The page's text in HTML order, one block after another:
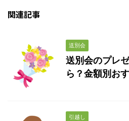
関連記事
送別会
送別会のプレ
ら？金額別お
引越し